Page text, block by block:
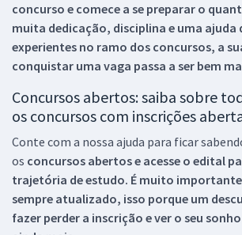
concurso e comece a se preparar o
muita dedicação, disciplina e uma ajuda
experientes no ramo dos concursos, a
conquistar uma vaga passa a ser bem
Concursos abertos: saiba sobre
os concursos com inscrições
Conte com a nossa ajuda para ficar
os concursos abertos e acesse o edital
trajetória de estudo. É muito
sempre atualizado, isso porque um
fazer perder a inscrição e ver o seu